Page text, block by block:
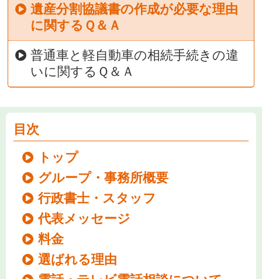
遺産分割協議書の作成が必要な理由
に関するＱ＆Ａ
普通車と軽自動車の相続手続きの違
いに関するＱ＆Ａ
目次
トップ
グループ・事務所概要
行政書士・スタッフ
代表メッセージ
料金
選ばれる理由